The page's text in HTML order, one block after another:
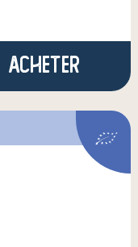
Acheter